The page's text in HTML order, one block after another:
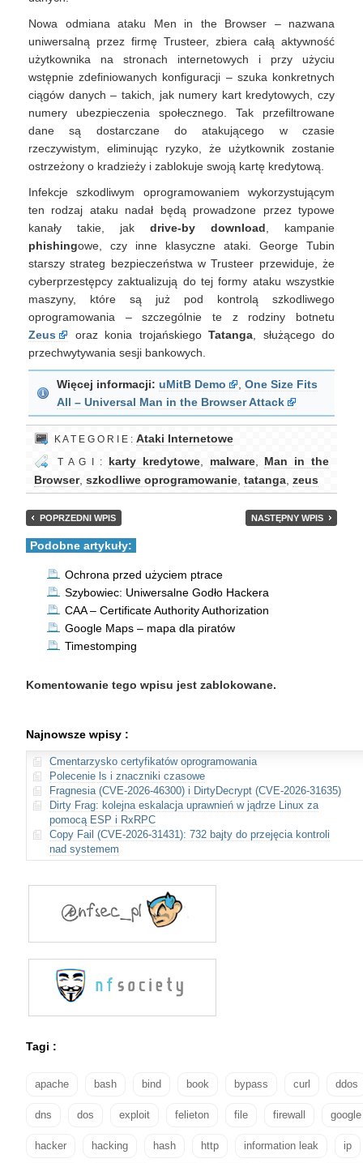
Nowa odmiana ataku Men in the Browser – nazwana
uniwersalną przez firmę Trusteer, zbiera całą aktywność
użytkownika na stronach internetowych i przy użyciu
wstępnie zdefiniowanych konfiguracji – szuka konkretnych
ciągów danych – takich, jak numery kart kredytowych, czy
numery ubezpieczenia społecznego. Tak przefiltrowane
dane są dostarczane do atakującego w czasie
rzeczywistym, eliminując ryzyko, że użytkownik zostanie
ostrzeżony o kradzieży i zablokuje swoją kartę kredytową.
Infekcje szkodliwym oprogramowaniem wykorzystującym
ten rodzaj ataku nadał będą prowadzone przez typowe
kanały takie, jak drive-by download , kampanie
phishingowe, czy inne klasyczne ataki. George Tubin
starszy strateg bezpieczeństwa w Trusteer przewiduje, że
cyberprzestępcy zaktualizują do tej formy ataku wszystkie
maszyny, które są już pod kontrolą szkodliwego
oprogramowania – szczególnie te z rodziny botnetu
Zeus
oraz konia trojańskiego Tatanga , służącego do
przechwytywania sesji bankowych.
Więcej informacji: uMitB Demo
One Size Fits
All – Universal Man in the Browser Attack
K A T E G O R I E : Ataki Internetowe
T A G I : karty kredytowe, malware, Man in the
Browser, szkodliwe oprogramowanie tatanga zeus
POPRZEDNI WPIS NASTĘPNY WPIS
Podobne artykuły:
Ochrona przed użyciem ptrace
Szybowiec: Uniwersalne Godło Hackera
CAA – Certificate Authority Authorization
Google Maps – mapa dla piratów
Timestomping
Komentowanie tego wpisu jest zablokowane.
Najnowsze wpisy :
Cmentarzysko certyfikatów oprogramowania
Polecenie ls i znaczniki czasowe
Fragnesia (CVE-2026-46300) i DirtyDecrypt (CVE-2026-31635)
Dirty Frag: kolejna eskalacja uprawnień w jądrze Linux za
pomocą ESP i RxRPC
Copy Fail (CVE-2026-31431): 732 bajty do przejęcia kontroli
nad systemem
Tagi :
apache bash bind book bypass curl ddos
dns dos exploit felieton file firewall google
hacker hacking hash http information leak ip